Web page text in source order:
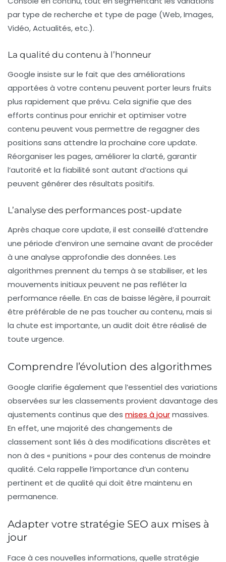
par type de recherche et type de page (Web, Images,
Vidéo, Actualités, etc.).
La qualité du contenu à l’honneur
Google insiste sur le fait que des améliorations
apportées à votre contenu peuvent porter leurs fruits
plus rapidement que prévu. Cela signifie que des
efforts continus pour enrichir et optimiser votre
contenu peuvent vous permettre de regagner des
positions sans attendre la prochaine core update.
Réorganiser les pages, améliorer la clarté, garantir
l’autorité et la fiabilité sont autant d’actions qui
peuvent générer des résultats positifs.
L’analyse des performances post-update
Après chaque core update, il est conseillé d’attendre
une période d’environ une semaine avant de procéder
à une analyse approfondie des données. Les
algorithmes prennent du temps à se stabiliser, et les
mouvements initiaux peuvent ne pas refléter la
performance réelle. En cas de baisse légère, il pourrait
être préférable de ne pas toucher au contenu, mais si
la chute est importante, un audit doit être réalisé de
toute urgence.
Comprendre l’évolution des algorithmes
Google clarifie également que l’essentiel des variations
observées sur les classements provient davantage des
ajustements continus que des mises à jourmassives.
En effet, une majorité des changements de
classement sont liés à des modifications discrètes et
non à des « punitions » pour des contenus de moindre
qualité. Cela rappelle l’importance d’un contenu
pertinent et de qualité qui doit être maintenu en
permanence.
Adapter votre stratégie SEO aux mises à
jour
Face à ces nouvelles informations, quelle stratégie